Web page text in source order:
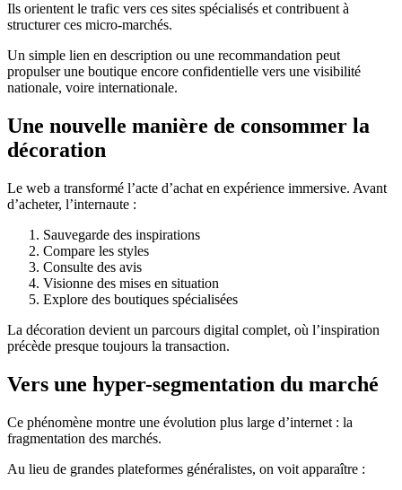
Ils orientent le trafic vers ces sites spécialisés et contribuent à
structurer ces micro-marchés.
Un simple lien en description ou une recommandation peut
propulser une boutique encore confidentielle vers une visibilité
nationale, voire internationale.
Une nouvelle manière de consommer la
décoration
Le web a transformé l’acte d’achat en expérience immersive. Avant
d’acheter, l’internaute :
Sauvegarde des inspirations
Compare les styles
Consulte des avis
Visionne des mises en situation
Explore des boutiques spécialisées
La décoration devient un parcours digital complet, où l’inspiration
précède presque toujours la transaction.
Vers une hyper-segmentation du marché
Ce phénomène montre une évolution plus large d’internet : la
fragmentation des marchés.
Au lieu de grandes plateformes généralistes, on voit apparaître :